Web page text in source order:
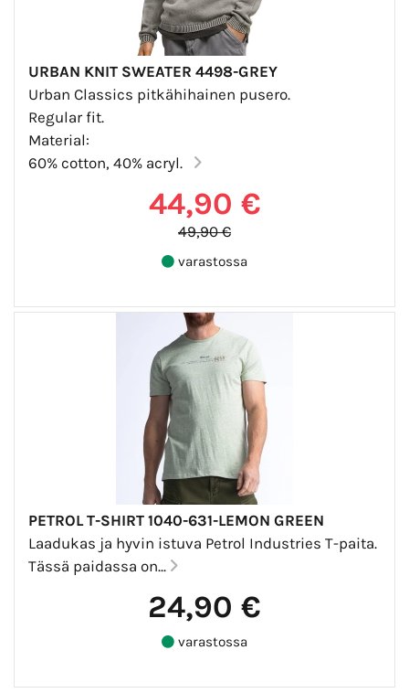
URBAN KNIT SWEATER 4498-GREY
Urban Classics pitkähihainen pusero.
Regular fit.
Material:
60% cotton, 40% acryl.
44,90 €
49,90 €
varastossa
PETROL T-SHIRT 1040-631-LEMON GREEN
Laadukas ja hyvin istuva Petrol Industries T-paita.
Tässä paidassa on...
24,90 €
varastossa